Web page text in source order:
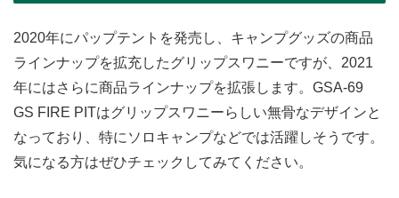
2020年にパップテントを発売し、キャンプグッズの商品
ラインナップを拡充したグリップスワニーですが、2021
年にはさらに商品ラインナップを拡張します。GSA-69
GS FIRE PITはグリップスワニーらしい無骨なデザインと
なっており、特にソロキャンプなどでは活躍しそうです。
気になる方はぜひチェックしてみてください。